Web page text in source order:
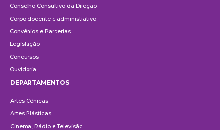
Conselho Consultivo da Direção
Corpo docente e administrativo
Convênios e Parcerias
Legislação
Concursos
Ouvidoria
DEPARTAMENTOS
Artes Cênicas
Artes Plásticas
Cinema, Rádio e Televisão